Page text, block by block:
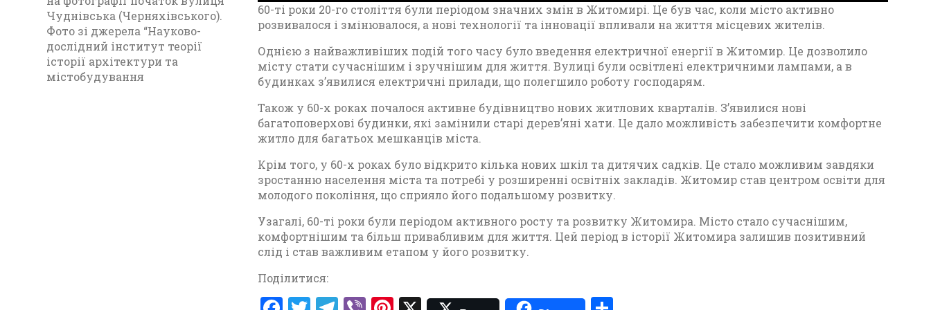
l
y
u
e
e
t
i
s
l
s
c
60-ті роки 20-го століття були періодом значних змін в Житомирі. Це був час, коли місто активно
розвивалося і змінювалося, а нові технології та інновації впливали на життя місцевих жителів.
Однією з найважливіших подій того часу було введення електричної енергії в Житомир. Це дозволило
місту стати сучаснішим і зручнішим для життя. Вулиці були освітлені електричними лампами, а в
будинках з’явилися електричні прилади, що полегшило роботу господарям.
Також у 60-х роках почалося активне будівництво нових житлових кварталів. З’явилися нові
багатоповерхові будинки, які замінили старі дерев’яні хати. Це дало можливість забезпечити комфортне
житло для багатьох мешканців міста.
Крім того, у 60-х роках було відкрито кілька нових шкіл та дитячих садків. Це стало можливим завдяки
зростанню населення міста та потребі у розширенні освітніх закладів. Житомир став центром освіти для
молодого покоління, що сприяло його подальшому розвитку.
Узагалі, 60-ті роки були періодом активного росту та розвитку Житомира. Місто стало сучаснішим,
комфортнішим та більш привабливим для життя. Цей період в історії Житомира залишив позитивний
слід і став важливим етапом у його розвитку.
Поділитися:
ЖИТОМИРІ 19-ГО СТ..
Чуднівська (Черняхівського).
Фото зі джерела “Науково-
дослідний інститут теорії
історії архітектури та
містобудування